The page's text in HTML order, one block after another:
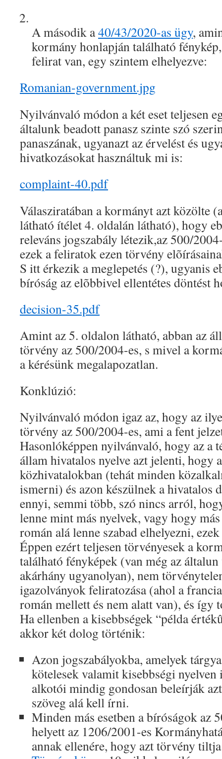
A második a40/43/2020-as ügy,
kormány honlapján található
felirat van, egy szintem elhelyezve:
Romanian-government.jpg
Nyilvánvaló módon a két eset teljesen
általunk beadott panasz szinte szó
panaszának, ugyanazt az érvelést és
hivatkozásokat használtuk mi is:
complaint-40.pdf
Válasziratában a kormányt azt közölte
látható ítélet 4. oldalán látható), hogy
releváns jogszabály létezik,az 500/
ezek a feliratok ezen törvény
S itt érkezik a meglepetés (?), ugyanis
bíróság az elõbbivel ellentétes döntést
decision-35.pdf
Amint az 5. oldalon látható, abban az
törvény az 500/2004-es, s mivel a
a kérésünk megalapozatlan.
Konklúzió:
Nyilvánvaló módon igaz az, hogy az
törvény az 500/2004-es, ami a fent
Hasonlóképpen nyilvánvaló, hogy az a
állam hivatalos nyelve azt jelenti, hogy
közhivatalokban (tehát minden
ismerni) és azon készülnek a hivatalos
ennyi, semmi több, szó nincs arról,
lenne mint más nyelvek, vagy hogy
román alá lenne szabad elhelyezni,
Éppen ezért teljesen törvényesek a
található fényképek (van még az
akárhány ugyanolyan), nem
igazolványok feliratozása (ahol a
román mellett és nem alatt van), és így
Ha ellenben a kisebbségek “példa
akkor két dolog történik:
Azon jogszabályokba, amelyek
kötelesek valamit kisebbségi
alkotói mindig gondosan beleírják
szöveg alá kell írni.
Minden más esetben a bíróságok az
helyett az 1206/2001-es
annak ellenére, hogy azt törvény